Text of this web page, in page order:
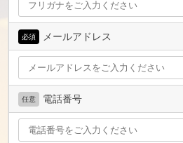
必須 メールアドレス
任意 電話番号